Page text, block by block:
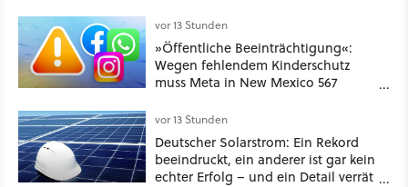
funktionierende PlayStation [Best of
GameStar]
vor 13 Stunden
»Öffentliche Beeinträchtigung«:
Wegen fehlendem Kinderschutz
muss Meta in New Mexico 567
vor 13 Stunden
Deutscher Solarstrom: Ein Rekord
beeindruckt, ein anderer ist gar kein
echter Erfolg – und ein Detail verrät